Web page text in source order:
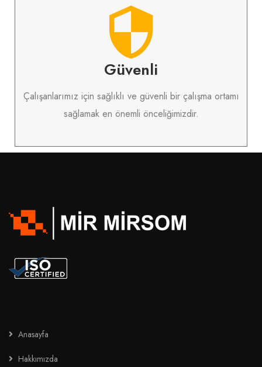
Güvenli
Çalışanlarımız için sağlıklı ve güvenli bir çalışma ortamı
sağlamak en önemli önceliğimizdir.
Anasayfa
Hakkımızda